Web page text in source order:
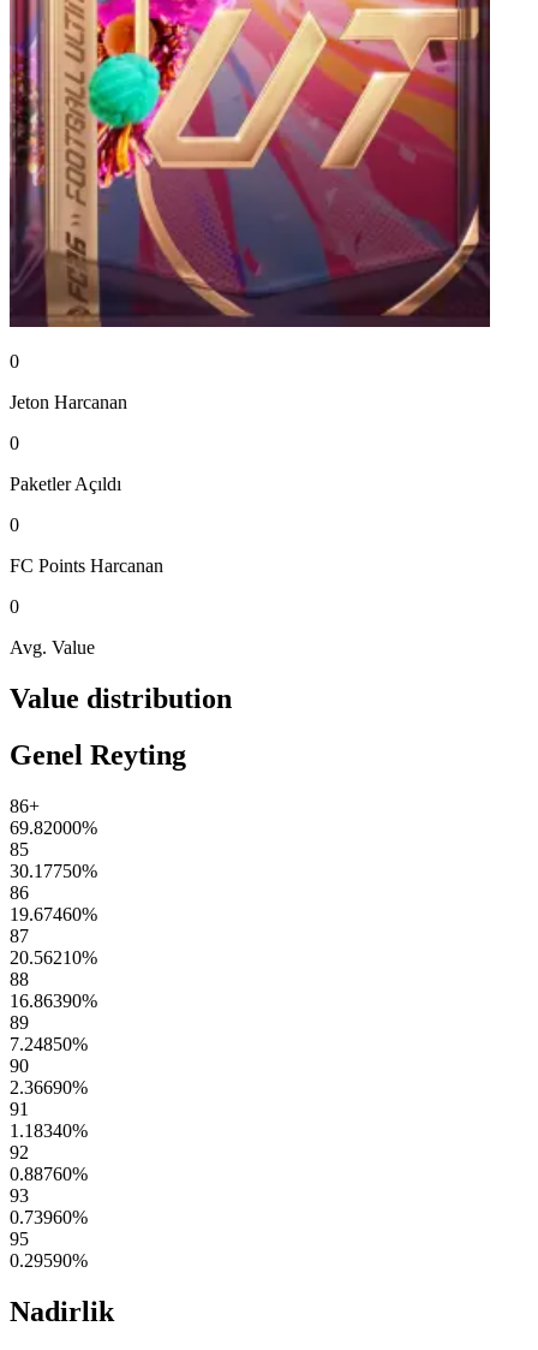
0
Jeton Harcanan
0
Paketler Açıldı
0
FC Points Harcanan
0
Avg. Value
Value distribution
Genel Reyting
86+
69.82000%
85
30.17750%
86
19.67460%
87
20.56210%
88
16.86390%
89
7.24850%
90
2.36690%
91
1.18340%
92
0.88760%
93
0.73960%
95
0.29590%
Nadirlik